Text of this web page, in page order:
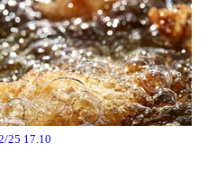
25 17.10